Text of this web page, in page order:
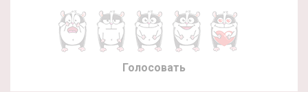
Голосовать